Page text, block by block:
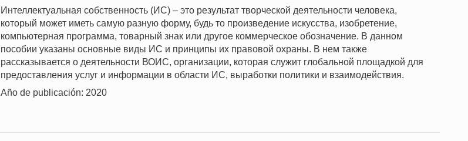
Интеллектуальная собственность (ИС) – это результат творческой деятельности человека,
который может иметь самую разную форму, будь то произведение искусства, изобретение,
компьютерная программа, товарный знак или другое коммерческое обозначение. В данном
пособии указаны основные виды ИС и принципы их правовой охраны. В нем также
рассказывается о деятельности ВОИС, организации, которая служит глобальной площадкой для
предоставления услуг и информации в области ИС, выработки политики и взаимодействия.
Año de publicación: 2020